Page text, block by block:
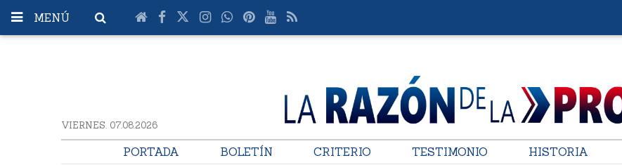
MENÚ
VIERNES. 07.08.2026
PORTADA BOLETÍN CRITERIO TESTIMONIO HISTORIA